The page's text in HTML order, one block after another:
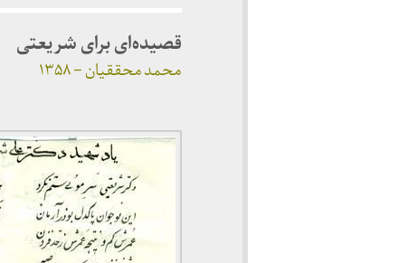
قصیده‌ای برای شریعتی
محمد محققیان – ۱۳۵۸